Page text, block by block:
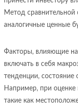
Метод сравнительной
аналогичные ценные
Факторы, влияющие на
включать в себя
тенденции, состояние
Например, при
такие как